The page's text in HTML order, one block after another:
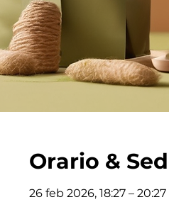
Orario &
26 feb 2026, 18:27 – 20:27